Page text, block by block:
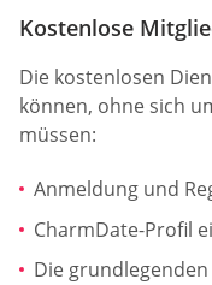
Kostenlose
Die kostenlosen
können, ohne sich
müssen:
Anmeldung und
CharmDate-Profil
Die